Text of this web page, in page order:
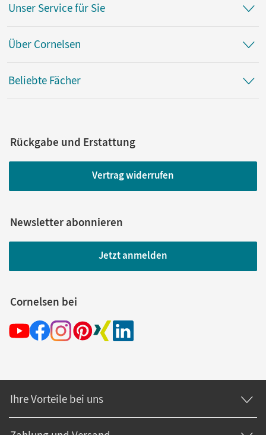
Unser Service für Sie
Über Cornelsen
Beliebte Fächer
Rückgabe und Erstattung
Vertrag widerrufen
Newsletter abonnieren
Jetzt anmelden
Cornelsen bei
Ihre Vorteile bei uns